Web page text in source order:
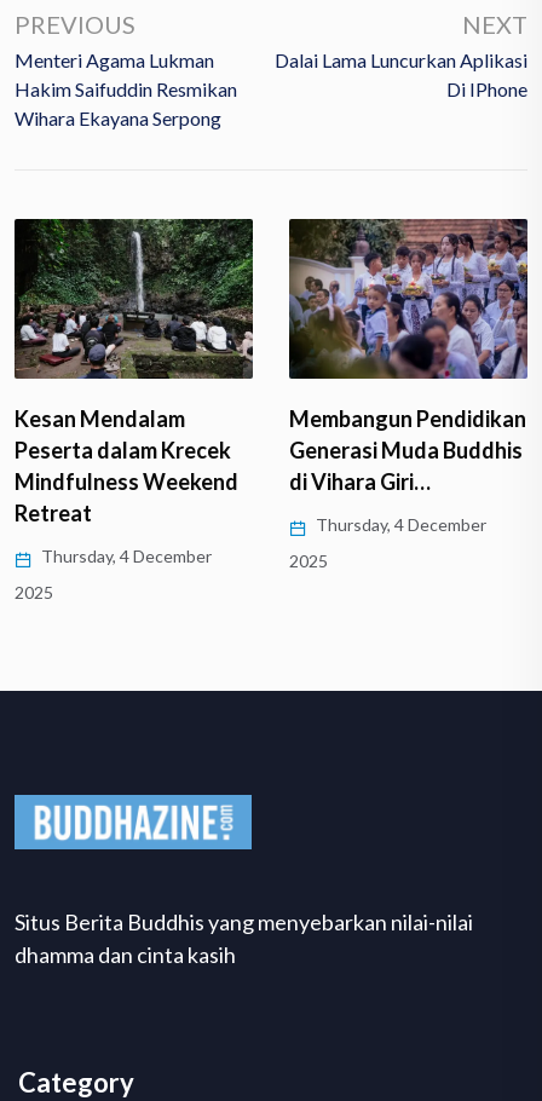
PREVIOUS
Menteri Agama Lukman
Hakim Saifuddin Resmikan
Wihara Ekayana Serpong
NEXT
Dalai Lama Luncurkan Aplikasi
Di IPhone
Kesan Mendalam
Peserta dalam Krecek
Mindfulness Weekend
Retreat
Thursday, 4 December
2025
Membangun Pendidikan
Generasi Muda Buddhis
di Vihara Giri…
Thursday, 4 December
2025
Situs Berita Buddhis yang menyebarkan nilai-nilai
dhamma dan cinta kasih
Category